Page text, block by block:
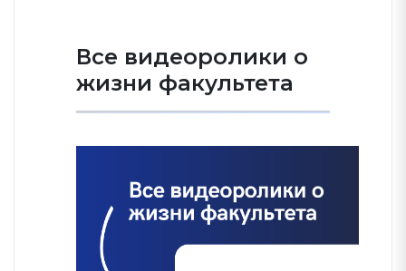
Все видеоролики о
жизни факультета